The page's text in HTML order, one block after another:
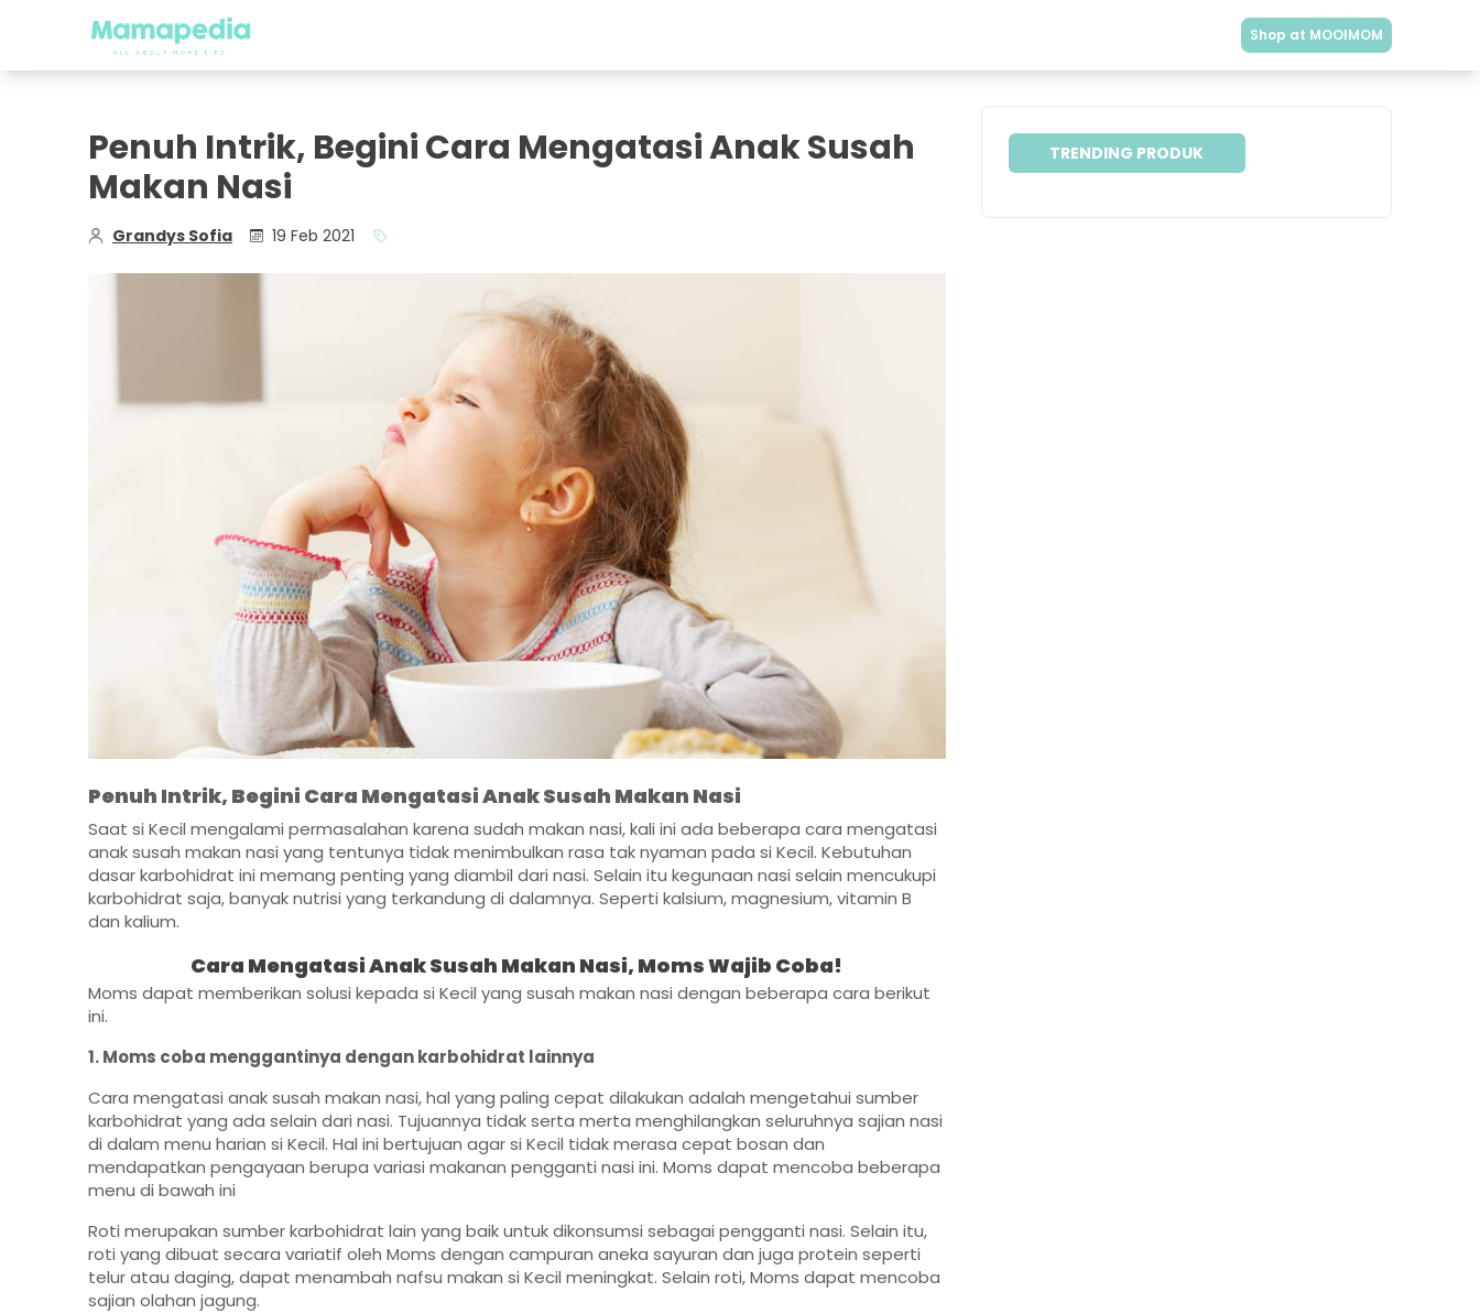
Shop at MOOIMOM
Penuh Intrik, Begini Cara Mengatasi Anak Susah
Makan Nasi
Grandys Sofia 19 Feb 2021
Penuh Intrik, Begini Cara Mengatasi Anak Susah Makan Nasi
Saat si Kecil mengalami permasalahan karena sudah makan nasi, kali ini ada beberapa cara mengatasi
anak susah makan nasi yang tentunya tidak menimbulkan rasa tak nyaman pada si Kecil. Kebutuhan
dasar karbohidrat ini memang penting yang diambil dari nasi. Selain itu kegunaan nasi selain mencukupi
karbohidrat saja, banyak nutrisi yang terkandung di dalamnya. Seperti kalsium, magnesium, vitamin B
dan kalium.
Cara Mengatasi Anak Susah Makan Nasi, Moms Wajib Coba!
Moms dapat memberikan solusi kepada si Kecil yang susah makan nasi dengan beberapa cara berikut
ini.
1. Moms coba menggantinya dengan karbohidrat lainnya
Cara mengatasi anak susah makan nasi, hal yang paling cepat dilakukan adalah mengetahui sumber
karbohidrat yang ada selain dari nasi. Tujuannya tidak serta merta menghilangkan seluruhnya sajian nasi
di dalam menu harian si Kecil. Hal ini bertujuan agar si Kecil tidak merasa cepat bosan dan
mendapatkan pengayaan berupa variasi makanan pengganti nasi ini. Moms dapat mencoba beberapa
menu di bawah ini
Roti merupakan sumber karbohidrat lain yang baik untuk dikonsumsi sebagai pengganti nasi. Selain itu,
roti yang dibuat secara variatif oleh Moms dengan campuran aneka sayuran dan juga protein seperti
telur atau daging, dapat menambah nafsu makan si Kecil meningkat. Selain roti, Moms dapat mencoba
sajian olahan jagung.
TRENDING PRODUK